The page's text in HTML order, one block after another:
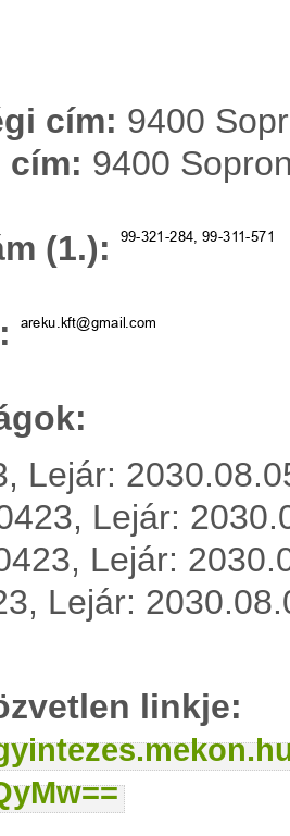
cím: 9400
cím: 9400
(1.):
Lejár:
Lejár:
Lejár:
Lejár:
linkje: